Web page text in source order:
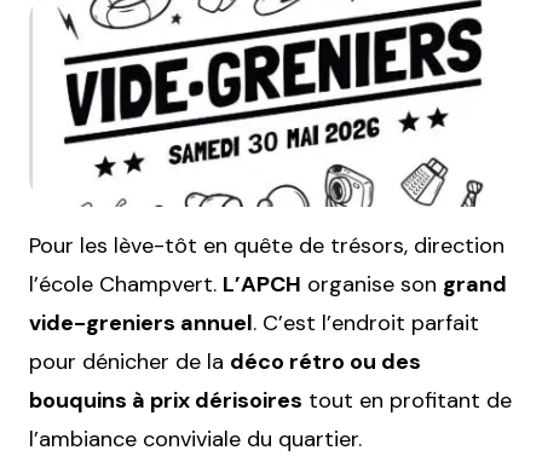
Pour les lève-tôt en quête de trésors, direction
l’école Champvert. L’APCH organise son grand
vide-greniers annuel. C’est l’endroit parfait
pour dénicher de la déco rétro ou des
bouquins à prix dérisoires tout en profitant de
l’ambiance conviviale du quartier.